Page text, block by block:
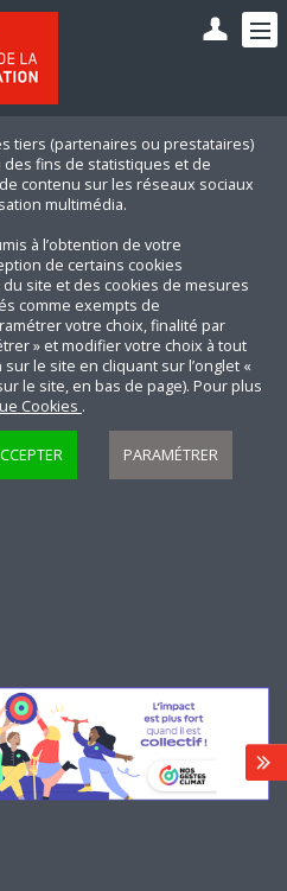
tiers (partenaires ou prestataires)
fins de statistiques et de
contenu sur les réseaux sociaux
multimédia.
à l’obtention de votre
de certains cookies
site et des cookies de mesures
comme exempts de
votre choix, finalité par
» et modifier votre choix à tout
le site en cliquant sur l’onglet «
le site, en bas de page). Pour plus
Cookies .
PARAMÉTRER